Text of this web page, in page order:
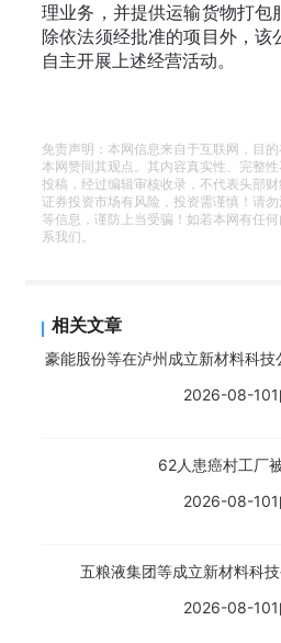
理业务，并提供运输货物打包
除依法须经批准的项目外，该
自主开展上述经营活动。
免责声明：本网信息来自于互联网，目
本网赞同其观点。其内容真实性、完整
投稿，经过编辑审核收录，不代表头部财
证券投资市场有风险，投资需谨慎！请
等信息，谨防上当受骗！如若本网有任
系我们。
相关文章
豪能股份等在泸州成立新材料科
2026-08-10
62人患癌村工厂
2026-08-10
五粮液集团等成立新材料科
2026-08-10